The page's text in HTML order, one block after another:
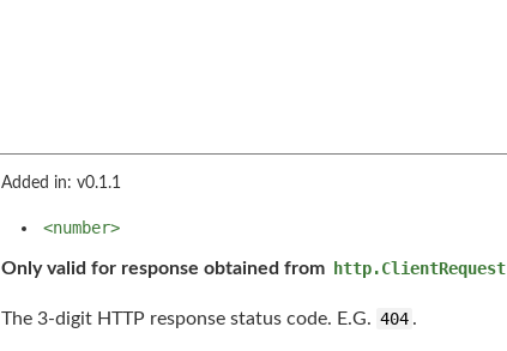
Added in: v0.1.1
<number>
Only valid for response obtained from http.ClientRequest
The 3-digit HTTP response status code. E.G. 404 .